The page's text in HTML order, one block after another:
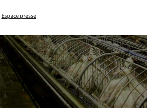
Espace presse